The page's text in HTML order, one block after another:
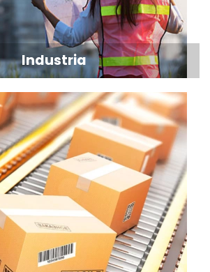
Industria